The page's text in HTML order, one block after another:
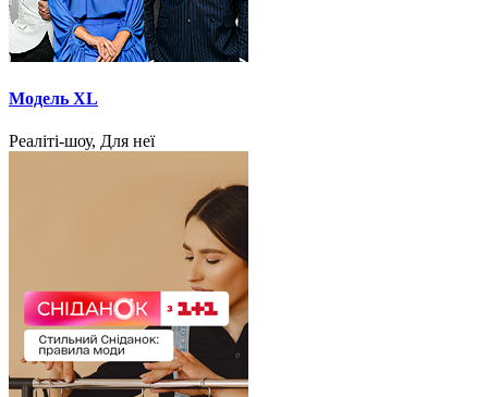
Модель XL
Реаліті-шоу, Для неї